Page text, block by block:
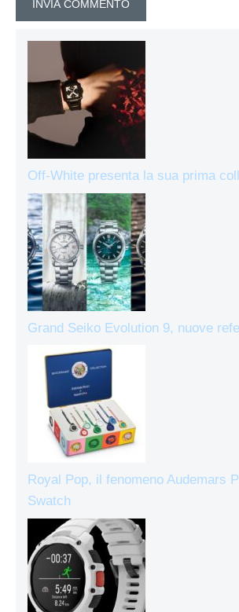
Off-White presenta la sua prima
Grand Seiko Evolution 9, nuove
Royal Pop, il fenomeno Audemars
Swatch